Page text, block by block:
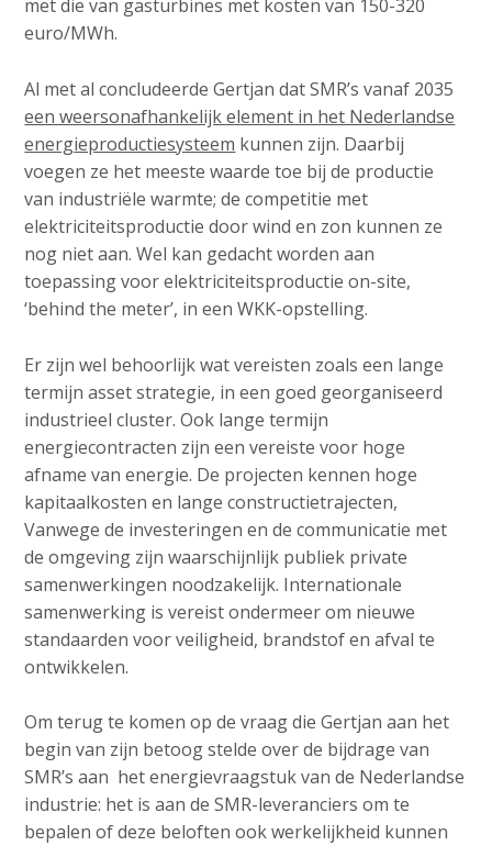
met die van gasturbines met kosten van 150-320
euro/MWh.
Al met al concludeerde Gertjan dat SMR’s vanaf 2035
een weersonafhankelijk element in het Nederlandse
energieproductiesysteem kunnen zijn. Daarbij
voegen ze het meeste waarde toe bij de productie
van industriële warmte; de competitie met
elektriciteitsproductie door wind en zon kunnen ze
nog niet aan. Wel kan gedacht worden aan
toepassing voor elektriciteitsproductie on-site,
‘behind the meter’, in een WKK-opstelling.
Er zijn wel behoorlijk wat vereisten zoals een lange
termijn asset strategie, in een goed georganiseerd
industrieel cluster. Ook lange termijn
energiecontracten zijn een vereiste voor hoge
afname van energie. De projecten kennen hoge
kapitaalkosten en lange constructietrajecten,
Vanwege de investeringen en de communicatie met
de omgeving zijn waarschijnlijk publiek private
samenwerkingen noodzakelijk. Internationale
samenwerking is vereist ondermeer om nieuwe
standaarden voor veiligheid, brandstof en afval te
ontwikkelen.
Om terug te komen op de vraag die Gertjan aan het
begin van zijn betoog stelde over de bijdrage van
SMR’s aan het energievraagstuk van de Nederlandse
industrie: het is aan de SMR-leveranciers om te
bepalen of deze beloften ook werkelijkheid kunnen